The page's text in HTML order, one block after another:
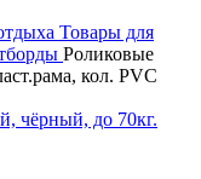
Товары для
Роликовые
кол. PVC
чёрный, до 70кг.